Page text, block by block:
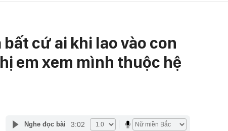
cứ ai khi lao vào con
em xem mình thuộc hệ
Nghe đọc bài 3:02